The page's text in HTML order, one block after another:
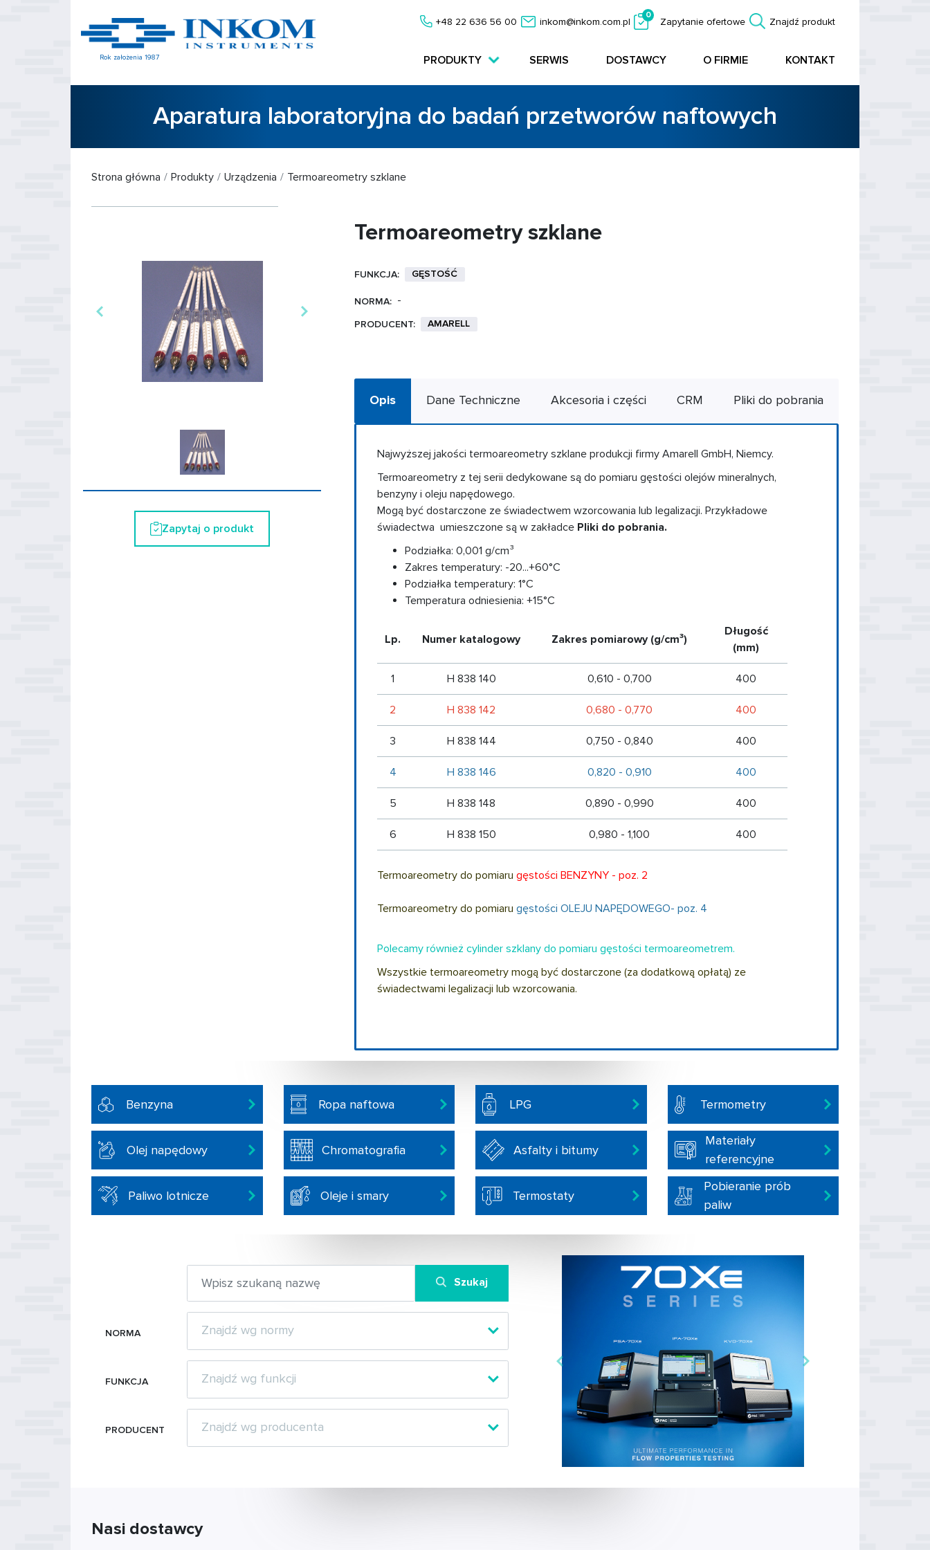
Rok założenia 1987
+48 22 636 56 00 inkom@inkom.com.pl Zapytanie ofertowe
0
Znajdź produkt
PRODUKTY SERWIS DOSTAWCY O FIRMIE KONTAKT
Aparatura laboratoryjna do badań przetworów naftowych
Strona główna Produkty Urządzenia Termoareometry szklane
Zapytaj o produkt
Termoareometry szklane
FUNKCJA: GĘSTOŚĆ
NORMA: -
PRODUCENT: AMARELL
Opis Dane Techniczne Akcesoria i części CRM Pliki do pobrania
Najwyższej jakości termoareometry szklane produkcji firmy Amarell GmbH, Niemcy.
Termoareometry z tej serii dedykowane są do pomiaru gęstości olejów mineralnych,
benzyny i oleju napędowego.
Mogą być dostarczone ze świadectwem wzorcowania lub legalizacji. Przykładowe
świadectwa umieszczone są w zakładce Pliki do pobrania.
Podziałka: 0,001 g/cm³
Zakres temperatury: -20...+60°C
Podziałka temperatury: 1°C
Temperatura odniesienia: +15°C
Lp. Numer katalogowy Zakres pomiarowy (g/cm³)
Długość
(mm)
1 H 838 140 0,610 - 0,700 400
2 H 838 142 0,680 - 0,770 400
3 H 838 144 0,750 - 0,840 400
4 H 838 146 0,820 - 0,910 400
5 H 838 148 0,890 - 0,990 400
6 H 838 150 0,980 - 1,100 400
Termoareometry do pomiaru gęstości BENZYNY - poz. 2
Termoareometry do pomiaru gęstości OLEJU NAPĘDOWEGO- poz. 4
Polecamy również cylinder szklany do pomiaru gęstości termoareometrem.
Wszystkie termoareometry mogą być dostarczone (za dodatkową opłatą) ze
świadectwami legalizacji lub wzorcowania.
Benzyna Ropa naftowa LPG Termometry
Olej napędowy Chromatografia Asfalty i bitumy
Materiały
referencyjne
Paliwo lotnicze Oleje i smary Termostaty
Pobieranie prób
paliw
Szukaj
NORMA
FUNKCJA
PRODUCENT
Nasi dostawcy